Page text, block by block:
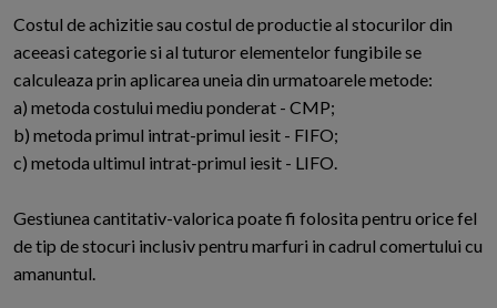
Costul de achizitie sau costul de productie al stocurilor din
aceeasi categorie si al tuturor elementelor fungibile se
calculeaza prin aplicarea uneia din urmatoarele metode:
a) metoda costului mediu ponderat - CMP;
b) metoda primul intrat-primul iesit - FIFO;
c) metoda ultimul intrat-primul iesit - LIFO.
Gestiunea cantitativ-valorica poate fi folosita pentru orice fel
de tip de stocuri inclusiv pentru marfuri in cadrul comertului cu
amanuntul.